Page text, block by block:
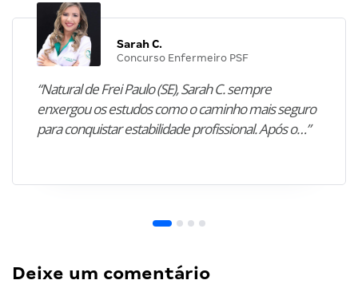
Sarah C.
Concurso Enfermeiro PSF
“Natural de Frei Paulo (SE), Sarah C. sempre
enxergou os estudos como o caminho mais seguro
para conquistar estabilidade profissional. Após o…”
Deixe um comentário